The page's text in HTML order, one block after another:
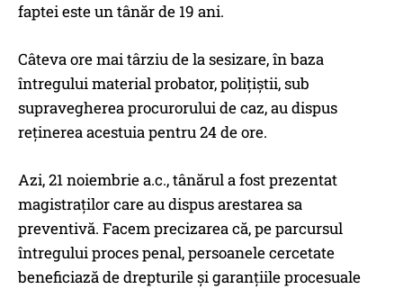
faptei este un tânăr de 19 ani.
Câteva ore mai târziu de la sesizare, în baza
întregului material probator, polițiștii, sub
supravegherea procurorului de caz, au dispus
reținerea acestuia pentru 24 de ore.
Azi, 21 noiembrie a.c., tânărul a fost prezentat
magistraților care au dispus arestarea sa
preventivă. Facem precizarea că, pe parcursul
întregului proces penal, persoanele cercetate
beneficiază de drepturile și garanțiile procesuale